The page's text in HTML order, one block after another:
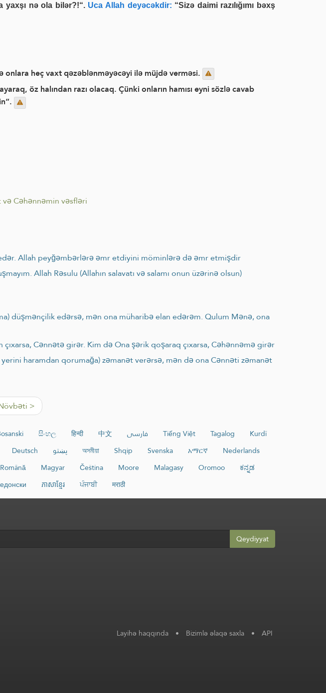
yaxşı nə ola bilər?!“.Uca Allah deyəcəkdir: “Sizə daimi razılığımı bəxş
onlara heç vaxt qəzəblənməyəcəyi ilə müjdə verməsi.
öz halından razı olacaq. Çünki onların hamısı eyni sözlə cavab
Cəhənnəmin vəsfləri
Allah peyğəmbərlərə əmr etdiyini möminlərə də əmr etmişdir
Allah Rəsulu (Allahın salavatı və salamı onun üzərinə olsun)
düşmənçilik edərsə, mən ona müharibə elan edərəm. Qulum Mənə, ona
Cənnətə girər. Kim də Ona şərik qoşaraq çıxarsa, Cəhənnəmə girər
yerini haramdan qorumağa) zəmanət verərsə, mən də ona Cənnəti zəmanət
>
සිංහල हिन्दी 中文 فارسی Tiếng Việt Tagalog
Kurdî
Deutsch پښتو অসমীয়া Shqip Svenska አማርኛ
Nederlands
Română Magyar Čeština Moore Malagasy Oromoo
ಕನ್ನಡ
ភាសាខ្មែរ ਪੰਜਾਬੀ मराठी
Qeydiyyat
Layihə haqqında • Bizimlə əlaqə saxla • API